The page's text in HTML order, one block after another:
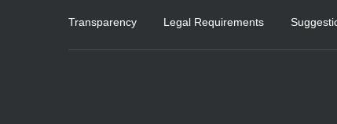
Transparency Legal Requirements